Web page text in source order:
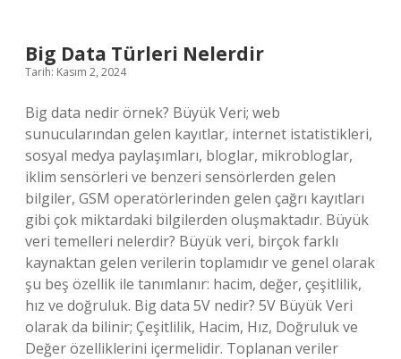
Big Data Türleri Nelerdir
Tarih: Kasım 2, 2024
Big data nedir örnek? Büyük Veri; web
sunucularından gelen kayıtlar, internet istatistikleri,
sosyal medya paylaşımları, bloglar, mikrobloglar,
iklim sensörleri ve benzeri sensörlerden gelen
bilgiler, GSM operatörlerinden gelen çağrı kayıtları
gibi çok miktardaki bilgilerden oluşmaktadır. Büyük
veri temelleri nelerdir? Büyük veri, birçok farklı
kaynaktan gelen verilerin toplamıdır ve genel olarak
şu beş özellik ile tanımlanır: hacim, değer, çeşitlilik,
hız ve doğruluk. Big data 5V nedir? 5V Büyük Veri
olarak da bilinir; Çeşitlilik, Hacim, Hız, Doğruluk ve
Değer özelliklerini içermelidir. Toplanan veriler